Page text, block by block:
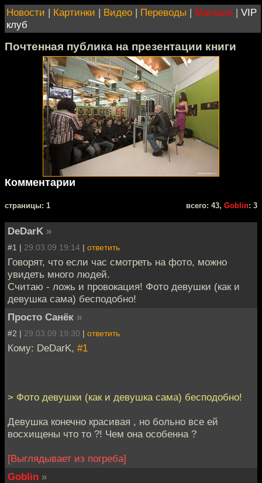
Новости | Картинки | Видео | Переводы | Магазин | VIP
клуб
Почтенная публика на презентации книги
Комментарии
cтраницы: 1 всего: 43, Goblin: 3
DeDarK »
#1 | 29.03.09 19:14 | ответить
Говорят, что если час смотреть на фото, можно
увидеть много людей.
Считаю - ложь и провокация! Фото девушки (как и
девушка сама) бесподобно!
Просто Санёк »
#2 | 29.03.09 19:30 | ответить
Кому: DeDarK, #1
> Фото девушки (как и девушка сама) бесподобно!
Девушка конечно красивая , но больно все ей
восхищены что то ?! Чем она особенна ?
[Выглядывает из погреба]
Goblin »